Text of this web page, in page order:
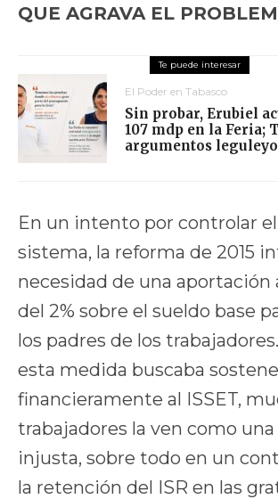
QUE AGRAVA EL
El Poder en Tabasco
Sin probar, Erubiel
107 mdp en la Feria;
argumentos
En un intento por controlar
sistema, la reforma de 2015
necesidad de una aportación
del 2% sobre el sueldo base
los padres de los
esta medida buscaba
financieramente al ISSET,
trabajadores la ven como una
injusta, sobre todo en un
la retención del ISR en las